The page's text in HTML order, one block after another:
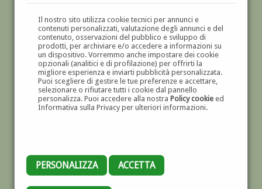
Il nostro sito utilizza cookie tecnici per annunci e
contenuti personalizzati, valutazione degli annunci e del
contenuto, osservazioni del pubblico e sviluppo di
prodotti, per archiviare e/o accedere a informazioni su
un dispositivo. Vorremmo anche impostare dei cookie
opzionali (analitici e di profilazione) per offrirti la
migliore esperienza e inviarti pubblicità personalizzata.
Puoi scegliere di gestire le tue preferenze e accettare,
selezionare o rifiutare tutti i cookie dal pannello
personalizza. Puoi accedere alla nostra Policy cookieed
Informativa sulla Privacy per ulteriori informazioni.
PERSONALIZZA ACCETTA
GALLERIAD'ARTE
DIPINTI E SCULTURE '800 E '900